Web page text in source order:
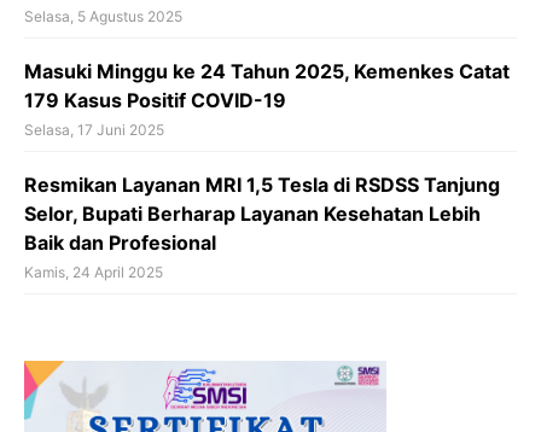
Selasa, 5 Agustus 2025
Masuki Minggu ke 24 Tahun 2025, Kemenkes Catat
179 Kasus Positif COVID-19
Selasa, 17 Juni 2025
Resmikan Layanan MRI 1,5 Tesla di RSDSS Tanjung
Selor, Bupati Berharap Layanan Kesehatan Lebih
Baik dan Profesional
Kamis, 24 April 2025